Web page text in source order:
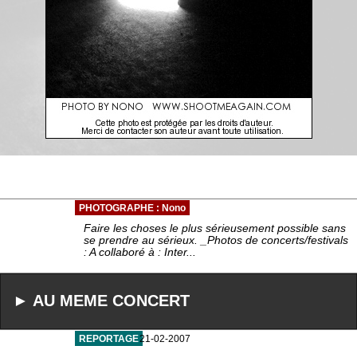
PHOTOGRAPHE : Nono
Faire les choses le plus sérieusement possible sans
se prendre au sérieux. _Photos de concerts/festivals
: A collaboré à : Inter...
► AU MEME CONCERT
REPORTAGE21-02-2007